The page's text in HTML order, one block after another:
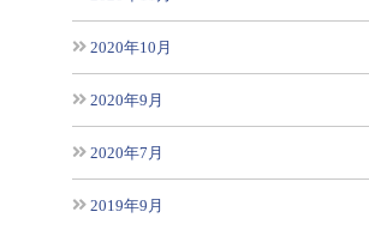
2020年10月
2020年9月
2020年7月
2019年9月